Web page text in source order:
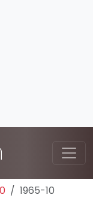
1965-10